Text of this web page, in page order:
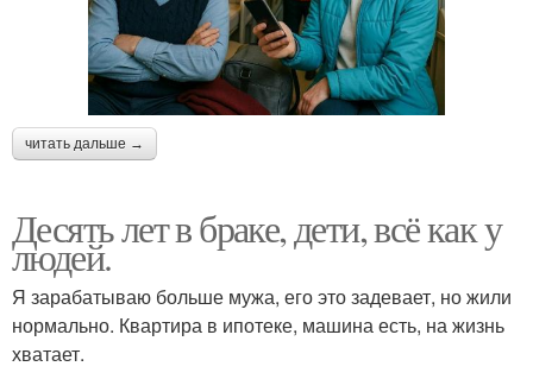
читать дальше →
Десять лет в браке, дети, всё как у
людей.
Я зарабатываю больше мужа, его это задевает, но жили
нормально. Квартира в ипотеке, машина есть, на жизнь
хватает.